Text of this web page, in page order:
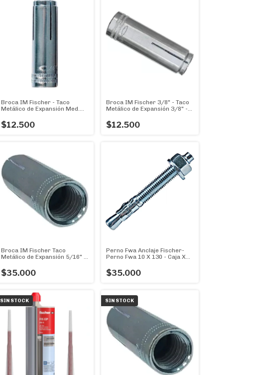
Broca IM Fischer - Taco
Metálico de Expansión Med.
$12.500
Broca IM Fischer 3/8" - Taco
Metálico de Expansión 3/8" -
$12.500
Broca IM Fischer Taco
Metálico de Expansión 5/16" -
$35.000
Perno Fwa Anclaje Fischer-
Perno Fwa 10 X 130 - Caja X
$35.000
SIN STOCK SIN STOCK